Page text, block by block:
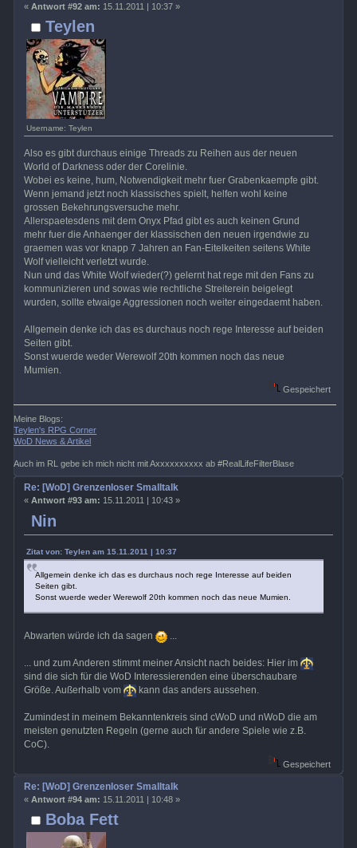
Teylen
Username: Teylen
« Antwort #92 am: 15.11.2011 | 10:37 »
Also es gibt durchaus einige Threads zu Reihen aus der neuen
World of Darkness oder der Corelinie.
Wobei es keine, hum, Notwendigkeit mehr fuer Grabenkaempfe gibt.
Wenn jemand jetzt noch klassisches spielt, helfen wohl keine
grossen Bekehrungsversuche mehr.
Allerspaetesdens mit dem Onyx Pfad gibt es auch keinen Grund
mehr fuer die Anhaenger der klassischen den neuen irgendwie zu
graemen was vor knapp 7 Jahren an Fan-Eitelkeiten seitens White
Wolf vielleicht verletzt wurde.
Nun und das White Wolf wieder(?) gelernt hat rege mit den Fans zu
kommunizieren und sowas wie rechtliche Streiterein beigelegt
wurden, sollte etwaige Aggressionen noch weiter eingedaemt haben.
Allgemein denke ich das es durchaus noch rege Interesse auf beiden
Seiten gibt.
Sonst wuerde weder Werewolf 20th kommen noch das neue
Mumien.
Gespeichert
Meine Blogs:
Teylen's RPG Corner
WoD News & Artikel
Auch im RL gebe ich mich nicht mit Axxxxxxxxxx ab #RealLifeFilterBlase
Nin
Re: [WoD] Grenzenloser Smalltalk
« Antwort #93 am: 15.11.2011 | 10:43 »
Zitat von: Teylen am 15.11.2011 | 10:37
Allgemein denke ich das es durchaus noch rege Interesse auf beiden
Seiten gibt.
Sonst wuerde weder Werewolf 20th kommen noch das neue Mumien.
Abwarten würde ich da sagen ...
... und zum Anderen stimmt meiner Ansicht nach beides: Hier im
sind die sich für die WoD Interessierenden eine überschaubare
Größe. Außerhalb vom
kann das anders aussehen.
Zumindest in meinem Bekanntenkreis sind cWoD und nWoD die am
meisten genutzten Regeln (gerne auch für andere Spiele wie z.B.
CoC).
Gespeichert
Boba Fett
Re: [WoD] Grenzenloser Smalltalk
« Antwort #94 am: 15.11.2011 | 10:48 »